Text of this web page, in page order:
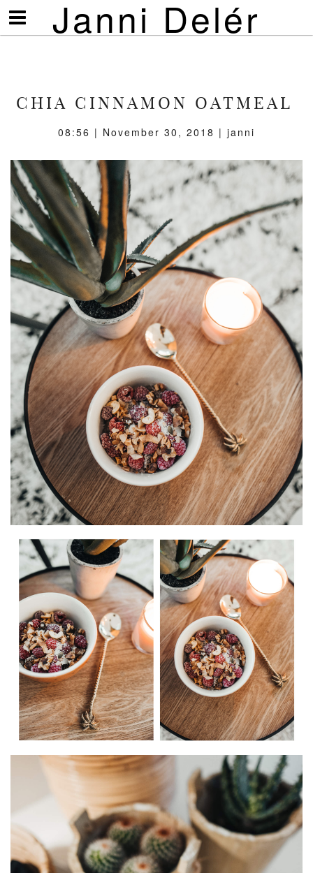
Janni Delér
Visa/göm
meny
CHIA CINNAMON OATMEAL
08:56 | November 30, 2018 | janni